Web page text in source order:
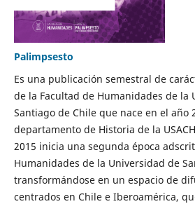
Palimpsesto
Es una publicación semestral de
de la Facultad de Humanidades de la
Santiago de Chile que nace en el año
departamento de Historia de la
2015 inicia una segunda época
Humanidades de la Universidad de
transformándose en un espacio de
centrados en Chile e Iberoamérica,